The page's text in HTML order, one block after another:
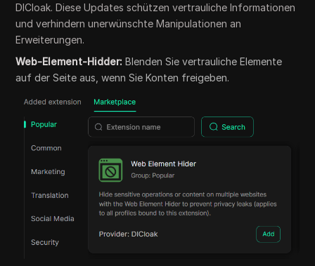
DICloak. Diese Updates schützen vertrauliche Informationen
und verhindern unerwünschte Manipulationen an
Erweiterungen.
Web-Element-Hidder: Blenden Sie vertrauliche Elemente
auf der Seite aus, wenn Sie Konten freigeben.